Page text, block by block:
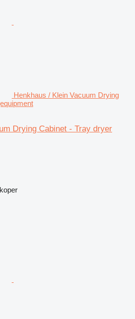
Henkhaus / Klein Vacuum Drying
Drying Cabinet - Tray dryer